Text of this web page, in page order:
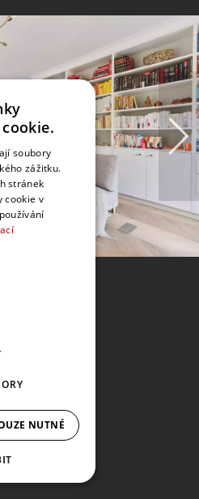
soubory
zážitku.
stránek
cookie v
NUTNÉ